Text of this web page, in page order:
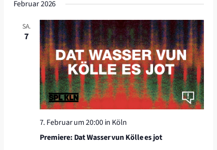
Februar 2026
SA.
7
7. Februar um 20:00in Köln
Premiere: Dat Wasser vun Kölle es jot